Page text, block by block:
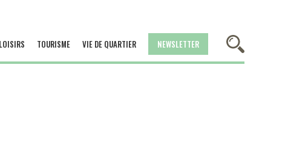
TOURISME VIE DE QUARTIER NEWSLETTER